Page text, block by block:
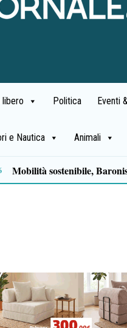
Politica Eventi
e Nautica Animali
09:22